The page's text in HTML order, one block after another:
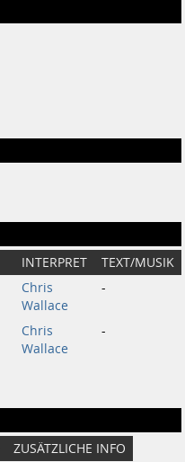
INTERPRET
TEXT/MUSIK
Chris
Wallace
-
Chris
Wallace
-
ZUSÄTZLICHE INFO